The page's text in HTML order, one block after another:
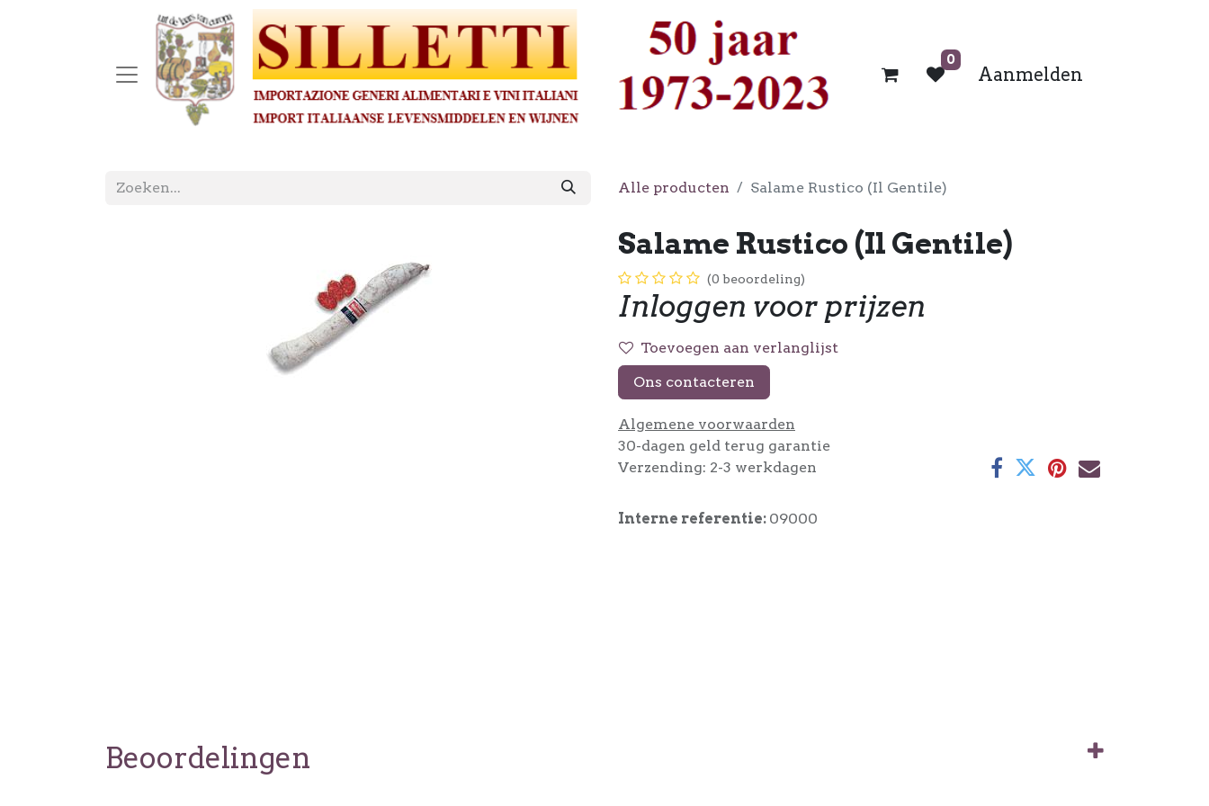
0
Aanmelden
Alle producten Salame Rustico (Il Gentile)
Salame Rustico (Il Gentile)
(0 beoordeling)
Inloggen voor prijzen
Toevoegen aan verlanglijst
Ons contacteren
Algemene voorwaarden
30-dagen geld terug garantie
Verzending: 2-3 werkdagen
Interne referentie: 09000
Beoordelingen